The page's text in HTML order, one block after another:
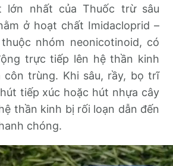
lớn nhất của Thuốc trừ sâu
ở hoạt chất Imidacloprid –
nhóm neonicotinoid, có
trực tiếp lên hệ thần kinh
côn trùng. Khi sâu, rầy, bọ trĩ
tiếp xúc hoặc hút nhựa cây
thần kinh bị rối loạn dẫn đến
chóng.